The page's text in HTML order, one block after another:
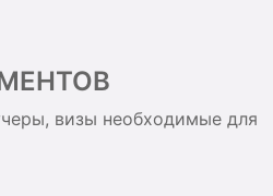
визы необходимые для